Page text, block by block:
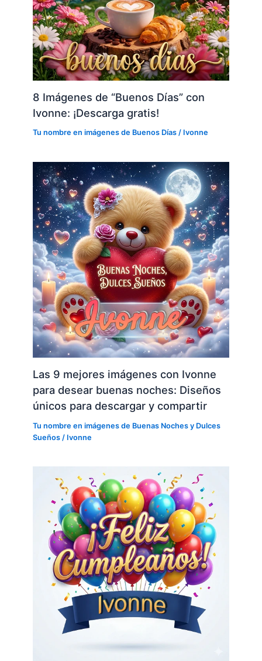
8 Imágenes de “Buenos Días” con
Ivonne: ¡Descarga gratis!
Tu nombre en imágenes de Buenos Días / Ivonne
Las 9 mejores imágenes con Ivonne
para desear buenas noches: Diseños
únicos para descargar y compartir
Tu nombre en imágenes de Buenas Noches y Dulces
Sueños / Ivonne